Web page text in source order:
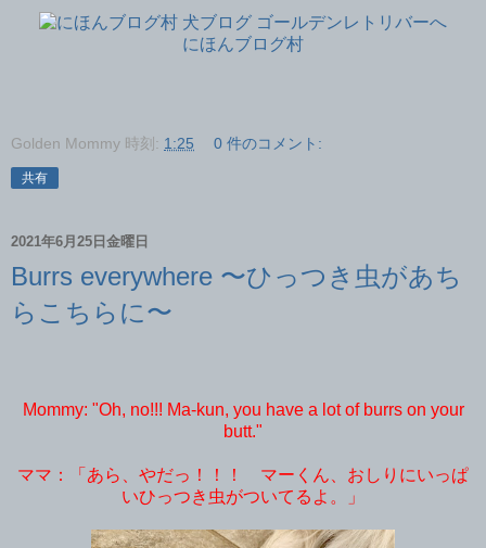
にほんブログ村
Golden Mommy 時刻: 1:25 0 件のコメント:
共有
2021年6月25日金曜日
Burrs everywhere 〜ひっつき虫があち
らこちらに〜
Mommy: "Oh, no!!! Ma-kun, you have a lot of burrs on your
butt."
ママ：「あら、やだっ！！！ マーくん、おしりにいっぱ
いひっつき虫がついてるよ。」